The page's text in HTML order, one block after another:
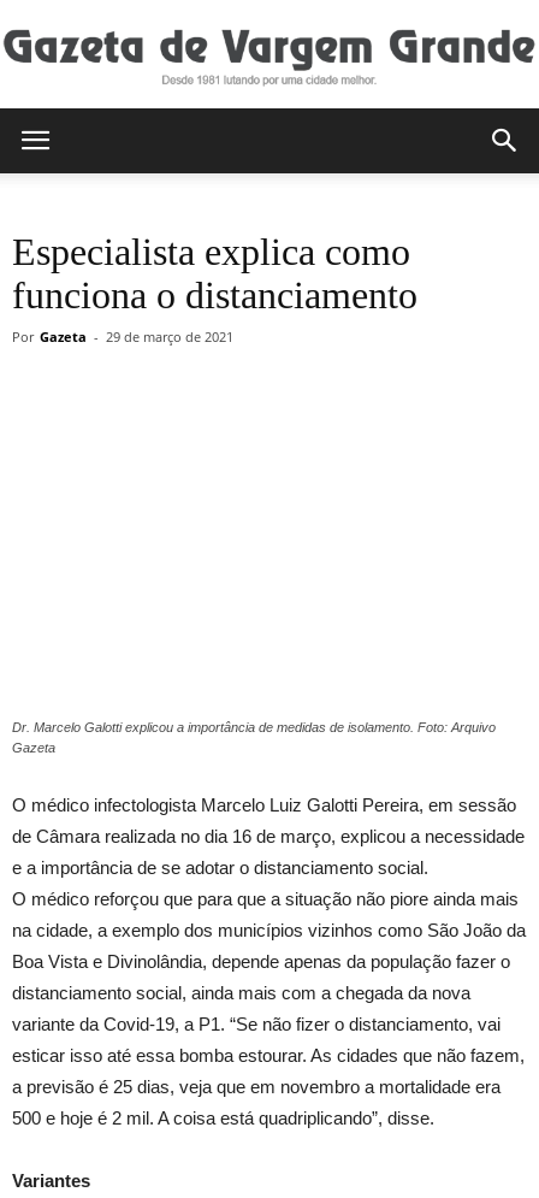
de
Especialista explica como
funciona o distanciamento
Por Gazeta - 29 de março de 2021
Dr. Marcelo Galotti explicou a importância de medidas de isolamento. Foto: Arquivo
Gazeta
O médico infectologista Marcelo Luiz Galotti Pereira, em sessão
de Câmara realizada no dia 16 de março, explicou a necessidade
e a importância de se adotar o distanciamento social.
O médico reforçou que para que a situação não piore ainda mais
na cidade, a exemplo dos municípios vizinhos como São João da
Boa Vista e Divinolândia, depende apenas da população fazer o
distanciamento social, ainda mais com a chegada da nova
variante da Covid-19, a P1. “Se não fizer o distanciamento, vai
esticar isso até essa bomba estourar. As cidades que não fazem,
a previsão é 25 dias, veja que em novembro a mortalidade era
500 e hoje é 2 mil. A coisa está quadriplicando”, disse.
Variantes